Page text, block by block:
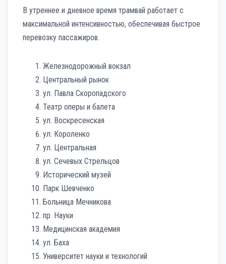
В утреннее и дневное время трамвай работает с
максимальной интенсивностью, обеспечивая быстрое
перевозку пассажиров.
Железнодорожный вокзал
Центральный рынок
ул. Павла Скоропадского
Театр оперы и балета
ул. Воскресенская
ул. Короленко
ул. Центральная
ул. Сечевых Стрельцов
Исторический музей
Парк Шевченко
Больница Мечникова
пр. Науки
Медицинская академия
ул. Баха
Университет науки и технологий